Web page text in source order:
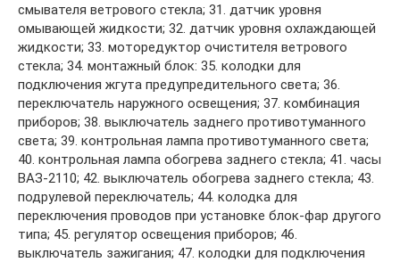
смывателя ветрового стекла; 31. датчик уровня
омывающей жидкости; 32. датчик уровня охлаждающей
жидкости; 33. моторедуктор очистителя ветрового
стекла; 34. монтажный блок: 35. колодки для
подключения жгута предупредительного света; 36.
переключатель наружного освещения; 37. комбинация
приборов; 38. выключатель заднего противотуманного
света; 39. контрольная лампа противотуманного света;
40. контрольная лампа обогрева заднего стекла; 41. часы
ВАЗ-2110; 42. выключатель обогрева заднего стекла; 43.
подрулевой переключатель; 44. колодка для
переключения проводов при установке блок-фар другого
типа; 45. регулятор освещения приборов; 46.
выключатель зажигания; 47. колодки для подключения